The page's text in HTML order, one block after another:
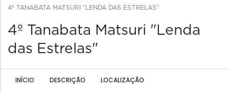
4º TANABATA MATSURI "LENDA DAS ESTRELAS"
4º Tanabata Matsuri "Lenda
das Estrelas"
INÍCIO DESCRIÇÃO LOCALIZAÇÃO